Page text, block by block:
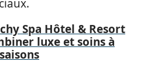
Spa Hôtel & Resort
luxe et soins à